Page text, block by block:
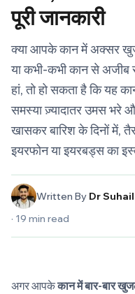
पूरी जानकारी
क्या आपके कान में अक्सर
या कभी-कभी कान से अजीब
हां, तो हो सकता है कि यह
समस्या ज़्यादातर उमस भरे
खासकर बारिश के दिनों में,
इयरफोन या इयरबड्स का
Written By Dr
· 19 min read
अगर आपकेकान में बार-बार